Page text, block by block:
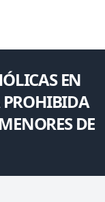
EN
PROHIBIDA
DE